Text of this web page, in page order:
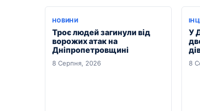
НОВИНИ
Троє людей загинули від
ворожих атак на
Дніпропетровщині
8 Серпня, 2026
У
8